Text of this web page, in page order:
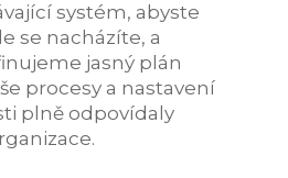
systém, abyste
se nacházíte, a
jasný plán
procesy a nastavení
plně odpovídaly